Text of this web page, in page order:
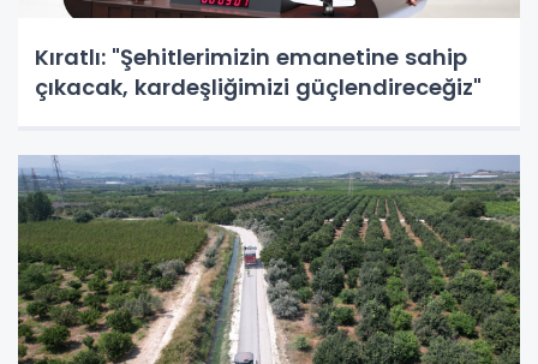
Kıratlı: "Şehitlerimizin emanetine sahip
çıkacak, kardeşliğimizi güçlendireceğiz"